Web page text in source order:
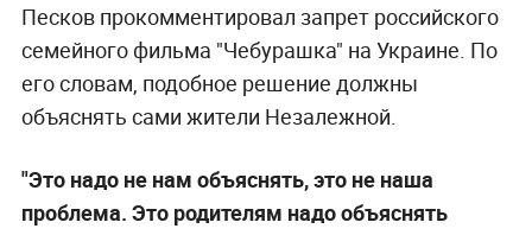
Песков прокомментировал запрет российского
семейного фильма "Чебурашка" на Украине. По
его словам, подобное решение должны
объяснять сами жители Незалежной.
"Это надо не нам объяснять, это не наша
проблема. Это родителям надо объяснять